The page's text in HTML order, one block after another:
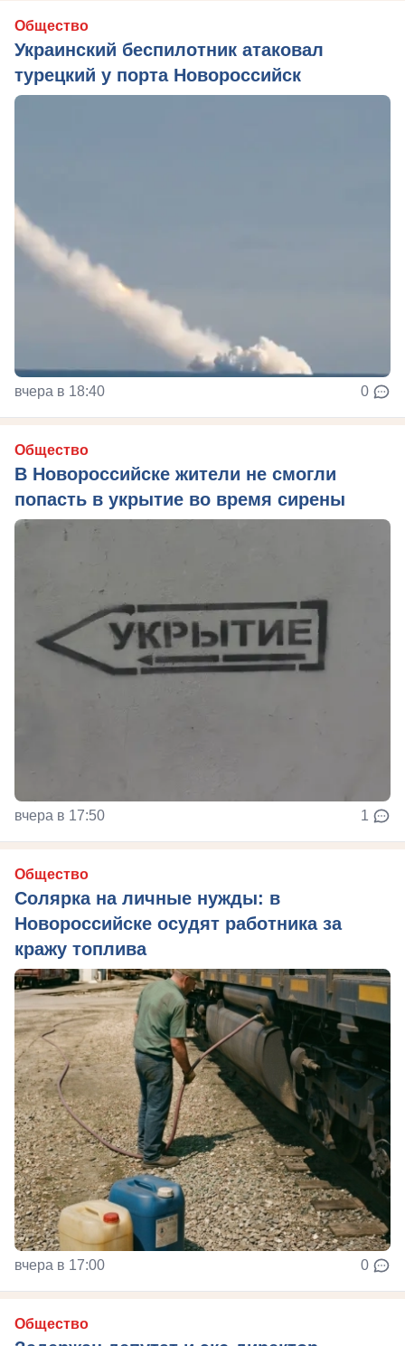
Общество
Украинский беспилотник атаковал
турецкий у порта Новороссийск
вчера в 18:40 0
Общество
В Новороссийске жители не смогли
попасть в укрытие во время сирены
вчера в 17:50 1
Общество
Солярка на личные нужды: в
Новороссийске осудят работника за
кражу топлива
вчера в 17:00 0
Общество